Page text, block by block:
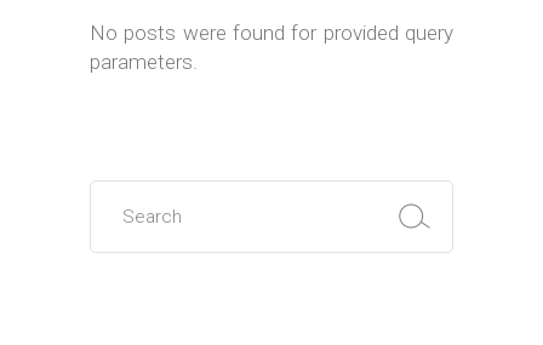
No posts were found for provided query
parameters.
Search